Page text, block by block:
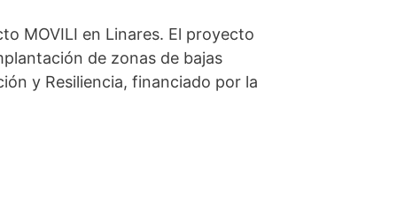
MOVILI en Linares. El proyecto
de zonas de bajas
y Resiliencia, financiado por la